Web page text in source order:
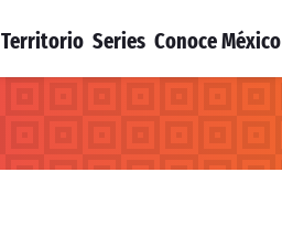
Territorio Series Conoce México